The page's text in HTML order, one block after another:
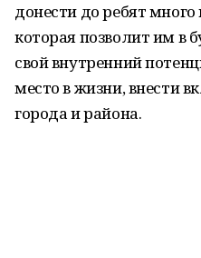
донести до ребят
которая позволит им в
свой внутренний
место в жизни, внести
города и района.